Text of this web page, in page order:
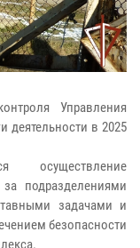
Управления
в 2025
осуществление
подразделениями
задачами и
безопасности